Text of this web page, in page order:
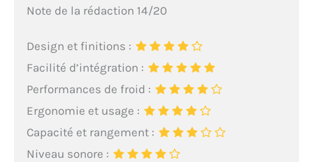
Note de la rédaction 14/20
Design et finitions :
Facilité d’intégration :
Performances de froid :
Ergonomie et usage :
Capacité et rangement :
Niveau sonore :